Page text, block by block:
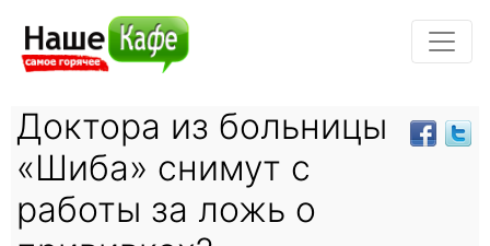
Доктора из больницы
«Шиба» снимут с
работы за ложь о